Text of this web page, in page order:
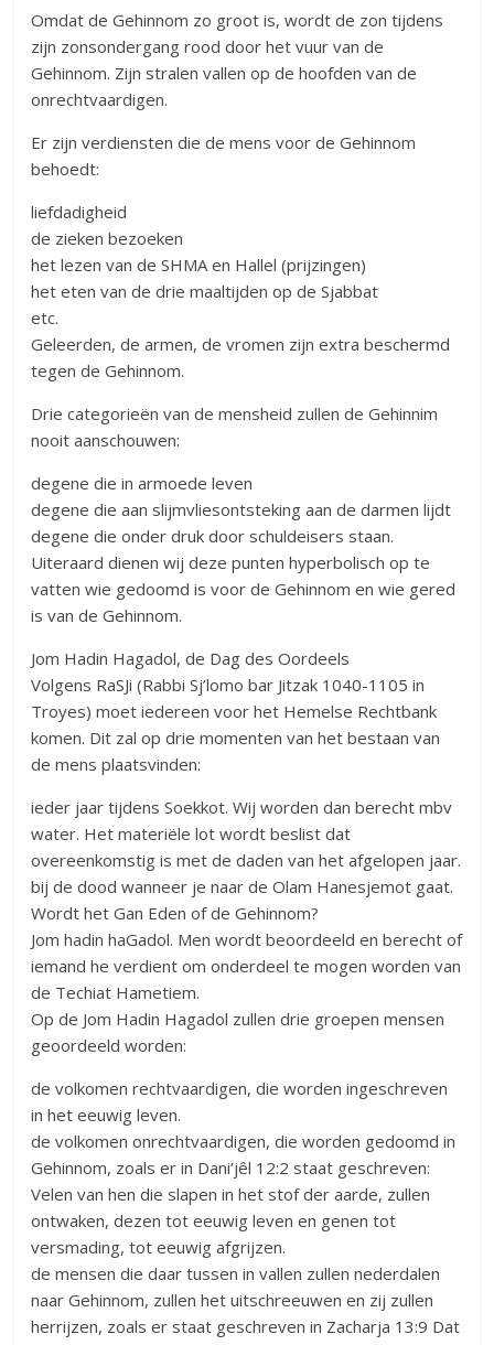
Omdat de Gehinnom zo groot is, wordt de zon tijdens
zijn zonsondergang rood door het vuur van de
Gehinnom. Zijn stralen vallen op de hoofden van de
onrechtvaardigen.
Er zijn verdiensten die de mens voor de Gehinnom
behoedt:
liefdadigheid
de zieken bezoeken
het lezen van de SHMA en Hallel (prijzingen)
het eten van de drie maaltijden op de Sjabbat
etc.
Geleerden, de armen, de vromen zijn extra beschermd
tegen de Gehinnom.
Drie categorieën van de mensheid zullen de Gehinnim
nooit aanschouwen:
degene die in armoede leven
degene die aan slijmvliesontsteking aan de darmen lijdt
degene die onder druk door schuldeisers staan.
Uiteraard dienen wij deze punten hyperbolisch op te
vatten wie gedoomd is voor de Gehinnom en wie gered
is van de Gehinnom.
Jom Hadin Hagadol, de Dag des Oordeels
Volgens RaSJi (Rabbi Sj’lomo bar Jitzak 1040-1105 in
Troyes) moet iedereen voor het Hemelse Rechtbank
komen. Dit zal op drie momenten van het bestaan van
de mens plaatsvinden:
ieder jaar tijdens Soekkot. Wij worden dan berecht mbv
water. Het materiële lot wordt beslist dat
overeenkomstig is met de daden van het afgelopen jaar.
bij de dood wanneer je naar de Olam Hanesjemot gaat.
Wordt het Gan Eden of de Gehinnom?
Jom hadin haGadol. Men wordt beoordeeld en berecht of
iemand he verdient om onderdeel te mogen worden van
de Techiat Hametiem.
Op de Jom Hadin Hagadol zullen drie groepen mensen
geoordeeld worden:
de volkomen rechtvaardigen, die worden ingeschreven
in het eeuwig leven.
de volkomen onrechtvaardigen, die worden gedoomd in
Gehinnom, zoals er in Dani’jêl 12:2 staat geschreven:
Velen van hen die slapen in het stof der aarde, zullen
ontwaken, dezen tot eeuwig leven en genen tot
versmading, tot eeuwig afgrijzen.
de mensen die daar tussen in vallen zullen nederdalen
naar Gehinnom, zullen het uitschreeuwen en zij zullen
herrijzen, zoals er staat geschreven in Zacharja 13:9 Dat